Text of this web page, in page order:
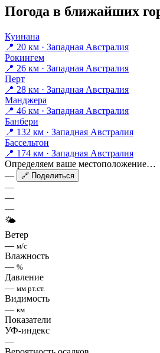
Погода в ближайших
Куинана
📍 20 км · Западная Австралия
Рокингем
📍 26 км · Западная Австралия
Перт
📍 28 км · Западная Австралия
Манджера
📍 46 км · Западная Австралия
Банбери
📍 132 км · Западная Австралия
Бассельтон
📍 174 км · Западная Австралия
Определяем ваше местоположение…
—
🔗 Поделиться
—
—
—
🌤
Ветер
— м/с
Влажность
— %
Давление
— мм рт.ст.
Видимость
— км
Показатели
УФ-индекс
—